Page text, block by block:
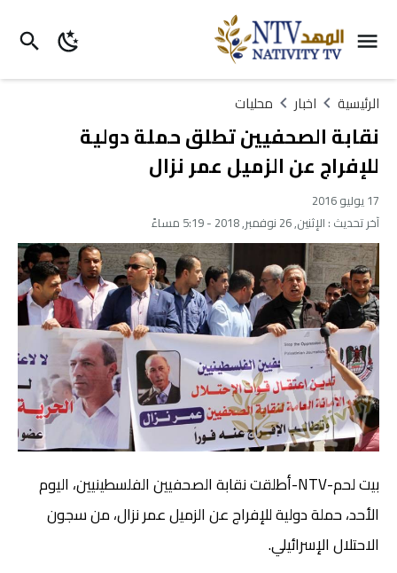
الرئيسية اخبار محليات
نقابة الصحفيين تطلق حملة دولية
للإفراج عن الزميل عمر نزال
17 يوليو 2016
آخر تحديث : الإثنين, 26 نوفمبر, 2018 - 5:19 مساءً
بيت لحم-NTV-أطلقت نقابة الصحفيين الفلسطينيين، اليوم
الأحد، حملة دولية للإفراج عن الزميل عمر نزال، من سجون
الاحتلال الإسرائيلي.